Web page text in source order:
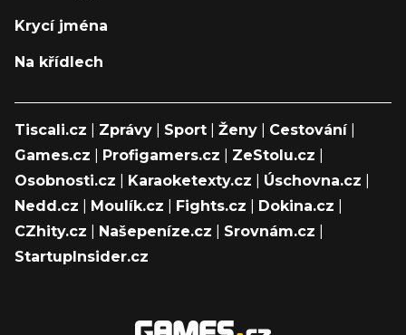
Krycí jména
Na křídlech
Tiscali.cz Zprávy Sport Ženy Cestování|
Games.cz
Profigamers.cz ZeStolu.cz
Osobnosti.cz
Karaoketexty.cz Úschovna.cz
Nedd.cz
Moulík.cz Fights.cz Dokina.cz
CZhity.cz
Našepeníze.cz Srovnám.cz
StartupInsider.cz